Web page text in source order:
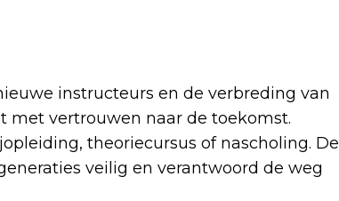
instructeurs en de verbreding van
met vertrouwen naar de toekomst.
theoriecursus of nascholing. De
veilig en verantwoord de weg